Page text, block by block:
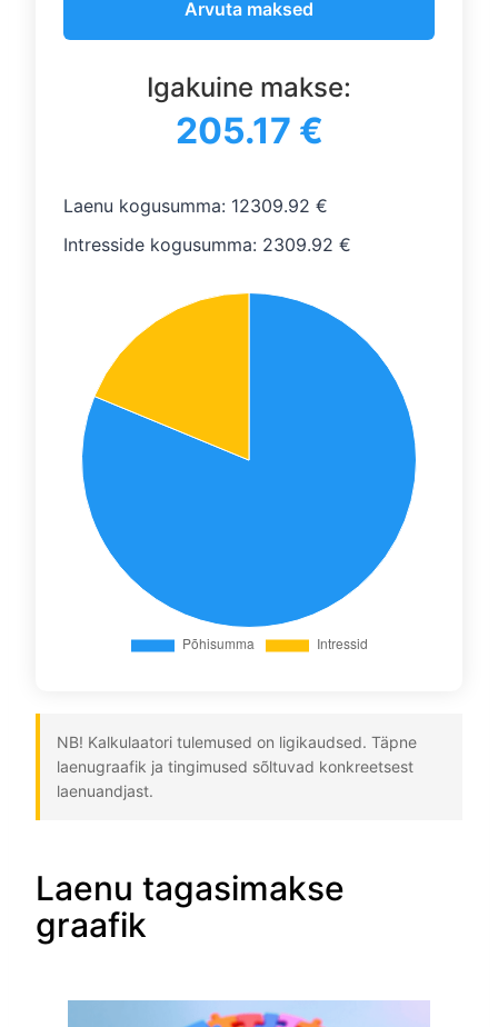
Arvuta maksed
Igakuine makse:
205.17 €
Laenu kogusumma: 12309.92 €
Intresside kogusumma: 2309.92 €
NB! Kalkulaatori tulemused on ligikaudsed. Täpne
laenugraafik ja tingimused sõltuvad konkreetsest
laenuandjast.
Laenu tagasimakse
graafik